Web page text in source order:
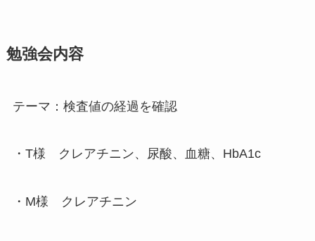
勉強会内容
テーマ：検査値の経過を確認
・T様 クレアチニン、尿酸、血糖、HbA1c
・M様 クレアチニン